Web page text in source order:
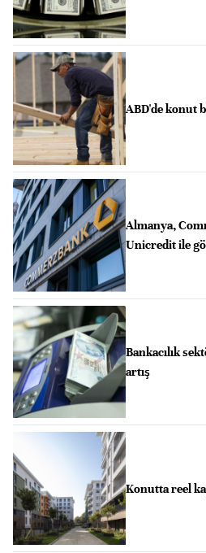
ABD'de konut
Almanya,
Unicredit ile
Bankacılık
artış
Konutta reel